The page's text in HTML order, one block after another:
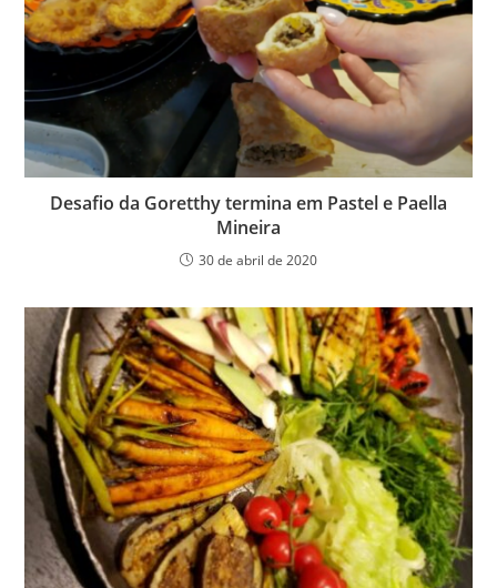
Desafio da Goretthy termina em Pastel e Paella
Mineira
30 de abril de 2020